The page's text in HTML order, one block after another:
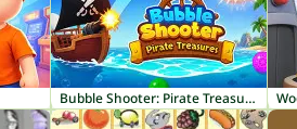
Bubble Shooter: Pirate Treasures